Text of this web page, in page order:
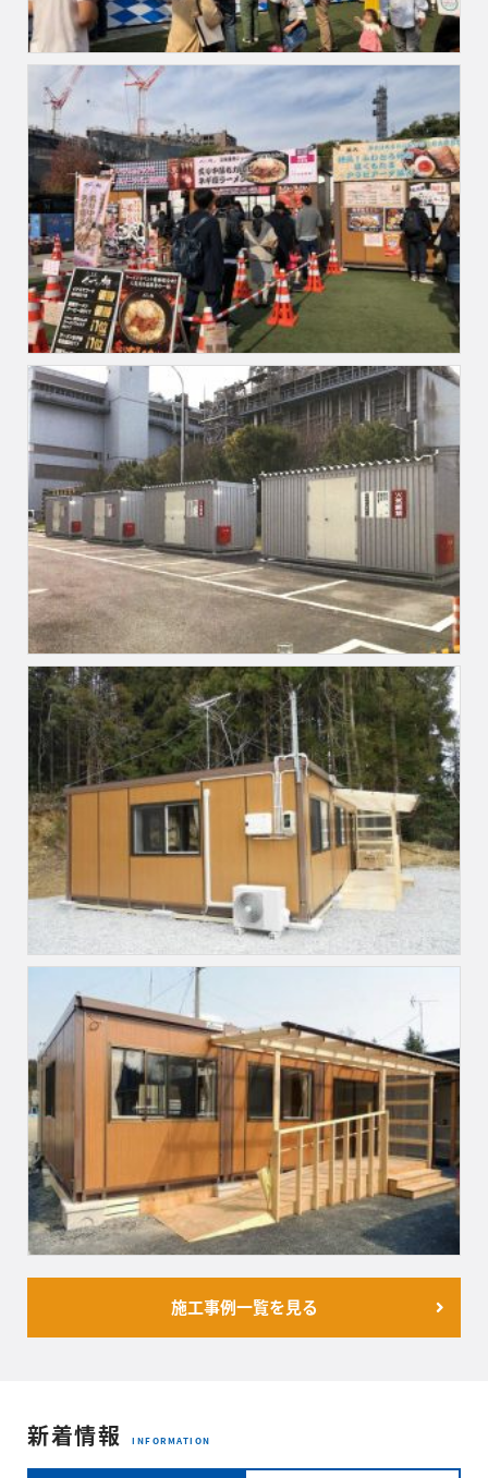
施工事例一覧を見る
新着情報 INFORMATION